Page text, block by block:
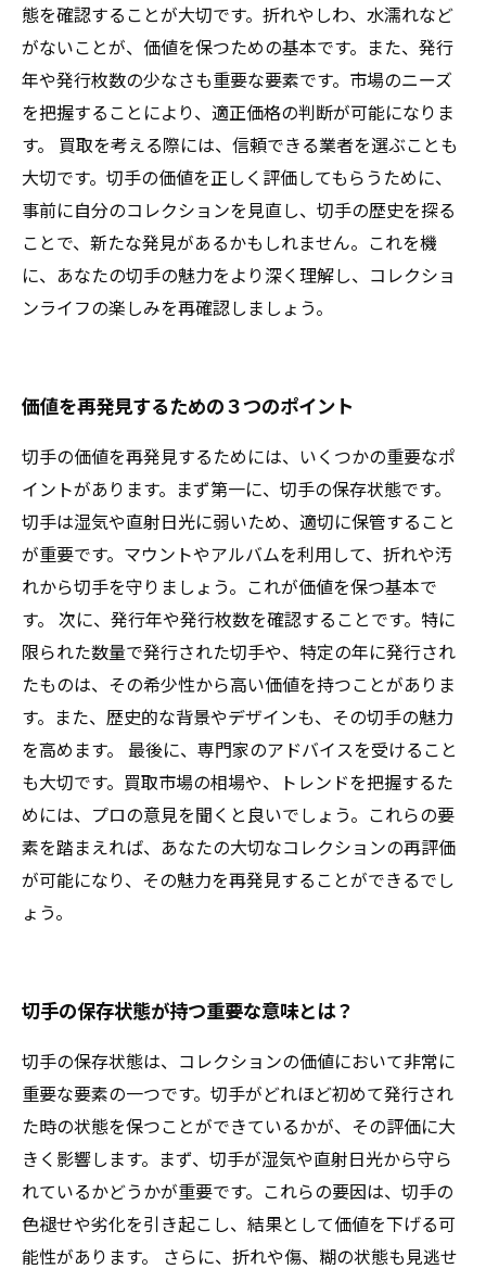
態を確認することが大切です。折れやしわ、水濡れなど
がないことが、価値を保つための基本です。また、発行
年や発行枚数の少なさも重要な要素です。市場のニーズ
を把握することにより、適正価格の判断が可能になりま
す。 買取を考える際には、信頼できる業者を選ぶことも
大切です。切手の価値を正しく評価してもらうために、
事前に自分のコレクションを見直し、切手の歴史を探る
ことで、新たな発見があるかもしれません。これを機
に、あなたの切手の魅力をより深く理解し、コレクショ
ンライフの楽しみを再確認しましょう。
価値を再発見するための３つのポイント
切手の価値を再発見するためには、いくつかの重要なポ
イントがあります。まず第一に、切手の保存状態です。
切手は湿気や直射日光に弱いため、適切に保管すること
が重要です。マウントやアルバムを利用して、折れや汚
れから切手を守りましょう。これが価値を保つ基本で
す。 次に、発行年や発行枚数を確認することです。特に
限られた数量で発行された切手や、特定の年に発行され
たものは、その希少性から高い価値を持つことがありま
す。また、歴史的な背景やデザインも、その切手の魅力
を高めます。 最後に、専門家のアドバイスを受けること
も大切です。買取市場の相場や、トレンドを把握するた
めには、プロの意見を聞くと良いでしょう。これらの要
素を踏まえれば、あなたの大切なコレクションの再評価
が可能になり、その魅力を再発見することができるでし
ょう。
切手の保存状態が持つ重要な意味とは？
切手の保存状態は、コレクションの価値において非常に
重要な要素の一つです。切手がどれほど初めて発行され
た時の状態を保つことができているかが、その評価に大
きく影響します。まず、切手が湿気や直射日光から守ら
れているかどうかが重要です。これらの要因は、切手の
色褪せや劣化を引き起こし、結果として価値を下げる可
能性があります。 さらに、折れや傷、糊の状態も見逃せ